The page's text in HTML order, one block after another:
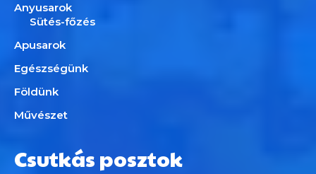
Anyusarok
Sütés-főzés
Apusarok
Egészségünk
Földünk
Művészet
Csutkás posztok